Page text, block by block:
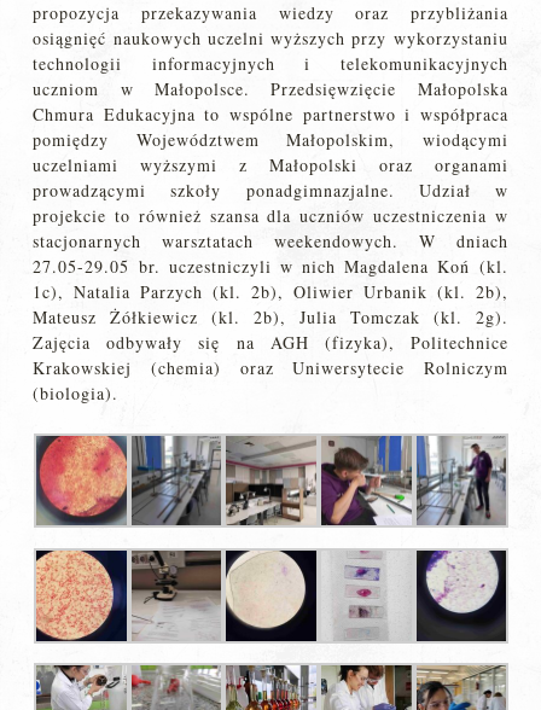
propozycja przekazywania wiedzy oraz przybliżania
osiągnięć naukowych uczelni wyższych przy wykorzystaniu
technologii informacyjnych i telekomunikacyjnych
uczniom w Małopolsce. Przedsięwzięcie Małopolska
Chmura Edukacyjna to wspólne partnerstwo i współpraca
pomiędzy Województwem Małopolskim, wiodącymi
uczelniami wyższymi z Małopolski oraz organami
prowadzącymi szkoły ponadgimnazjalne. Udział w
projekcie to również szansa dla uczniów uczestniczenia w
stacjonarnych warsztatach weekendowych. W dniach
27.05-29.05 br. uczestniczyli w nich Magdalena Koń (kl.
1c), Natalia Parzych (kl. 2b), Oliwier Urbanik (kl. 2b),
Mateusz Żółkiewicz (kl. 2b), Julia Tomczak (kl. 2g).
Zajęcia odbywały się na AGH (fizyka), Politechnice
Krakowskiej (chemia) oraz Uniwersytecie Rolniczym
(biologia).